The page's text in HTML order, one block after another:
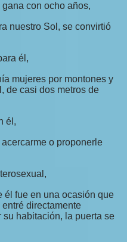
con ocho años,
nuestro Sol, se convirtió
él,
mujeres por montones y
de casi dos metros de
él,
o proponerle
él fue en una ocasión que
entré directamente
su habitación, la puerta se